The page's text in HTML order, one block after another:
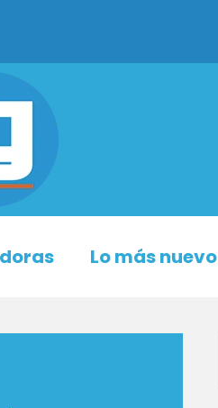
Lo más nuevo